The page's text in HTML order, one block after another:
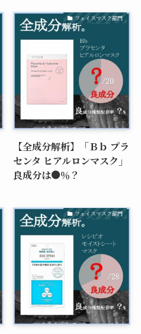
フェイスマスク部門
【全成分解析】「Ｂｂ プラ
センタ ヒアルロンマスク」
良成分は●％？
フェイスマスク部門